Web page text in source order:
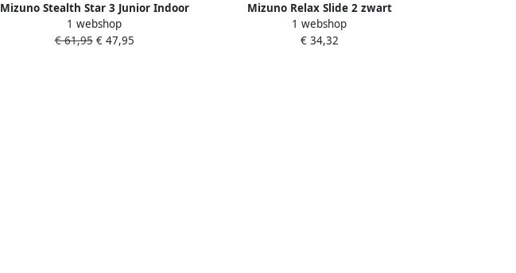
Mizuno Stealth Star 3 Junior Indoor
Sportschoenen Grijs 1 2
1 webshop
€ 61,95€ 47,95
Mizuno Relax Slide 2 zwart
1 webshop
€ 34,32